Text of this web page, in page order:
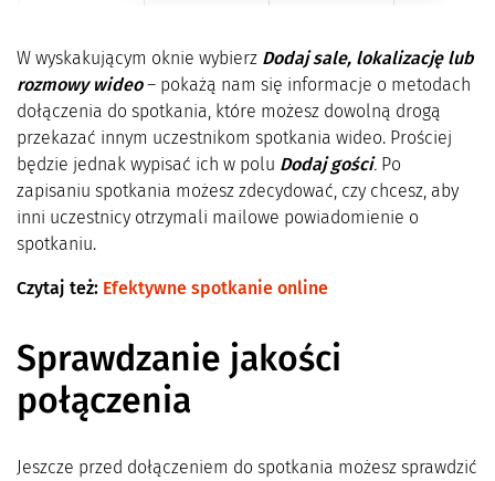
W wyskakującym oknie wybierz Dodaj sale, lokalizację lub
rozmowy wideo– pokażą nam się informacje o metodach
dołączenia do spotkania, które możesz dowolną drogą
przekazać innym uczestnikom spotkania wideo. Prościej
będzie jednak wypisać ich w polu Dodaj gości. Po
zapisaniu spotkania możesz zdecydować, czy chcesz, aby
inni uczestnicy otrzymali mailowe powiadomienie o
spotkaniu.
Czytaj też: Efektywne spotkanie online
Sprawdzanie jakości
połączenia
Jeszcze przed dołączeniem do spotkania możesz sprawdzić